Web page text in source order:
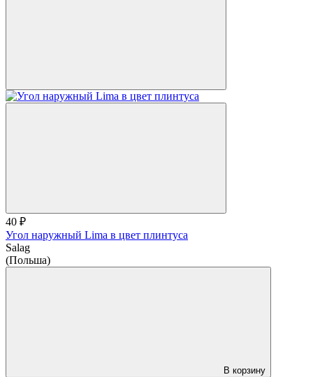
40 ₽
Угол наружный Lima в цвет плинтуса
Salag
(Польша)
В корзину